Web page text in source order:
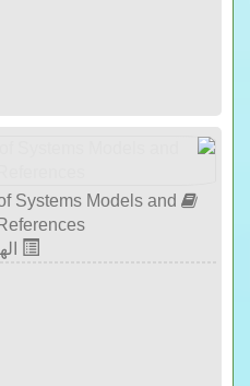
Systems Models and